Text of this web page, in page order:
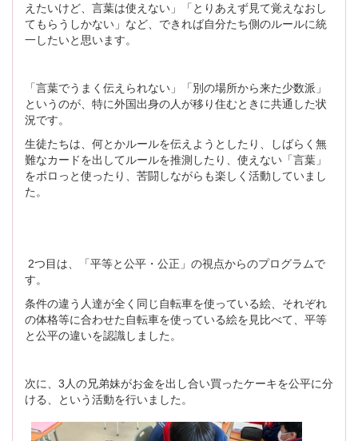
えたいけど、言葉は使えない」「とりあえず見て覚えなおし
てもらうしかない」など、できれば自分たち側のルールに統
一したいと思います。
「言葉でうまく伝えられない」「別の場所から来た少数派」
というのが、特に外国出身の人が移り住むときに共通した状
況です。
生徒たちは、何とかルールを伝えようとしたり、しばらく無
難なカードを出してルールを推測したり、使えない「言葉」
をポロっと使ったり、苦闘しながらも楽しく活動していまし
た。
2つ目は、「平等と公平・公正」の視点からのプログラムで
す。
条件の違う人達が全く同じ自転車を使っている絵、それぞれ
の体格等に合わせた自転車を使っている絵を見比べて、平等
と公平の違いを認識しました。
次に、3人の兄弟妹がお金を出し合い買ったケーキを公平に分
ける、という活動を行いました。